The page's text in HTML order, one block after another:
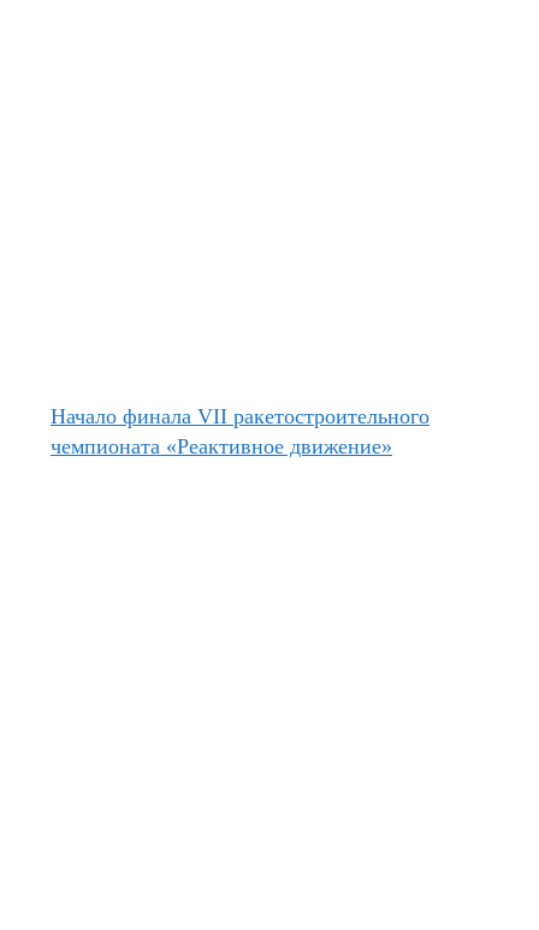
Начало финала VII ракетостроительного
чемпионата «Реактивное движение»